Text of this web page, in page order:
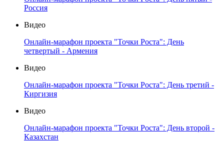
Россия
Видео
Онлайн-марафон проекта "Точки Роста": День
четвертый - Армения
Видео
Онлайн-марафон проекта "Точки Роста": День третий -
Киргизия
Видео
Онлайн-марафон проекта "Точки Роста": День второй -
Казахстан